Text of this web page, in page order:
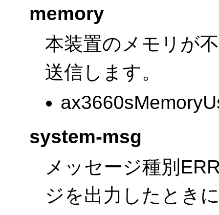
memory
本装置のメモリが
送信します。
system-msg
メッセージ種別
ジを出力したとき